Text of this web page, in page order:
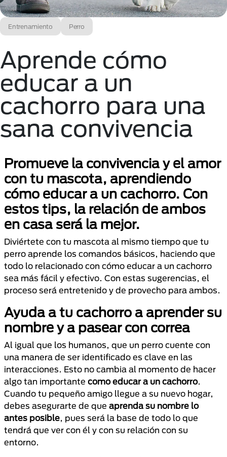
Entrenamiento Perro
Aprende cómo
educar a un
cachorro para una
sana convivencia
Promueve la convivencia y el amor
con tu mascota, aprendiendo
cómo educar a un cachorro. Con
estos tips, la relación de ambos
en casa será la mejor.
Diviértete con tu mascota al mismo tiempo que tu
perro aprende los comandos básicos, haciendo que
todo lo relacionado con cómo educar a un cachorro
sea más fácil y efectivo. Con estas sugerencias, el
proceso será entretenido y de provecho para ambos.
Ayuda a tu cachorro a aprender su
nombre y a pasear con correa
Al igual que los humanos, que un perro cuente con
una manera de ser identificado es clave en las
interacciones. Esto no cambia al momento de hacer
algo tan importante como educar a un cachorro.
Cuando tu pequeño amigo llegue a su nuevo hogar,
debes asegurarte de que aprenda su nombre lo
antes posible, pues será la base de todo lo que
tendrá que ver con él y con su relación con su
entorno.